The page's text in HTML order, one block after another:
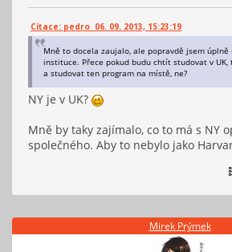
Citace: pedro 06. 09. 2013, 15:23:19
Mně to docela zaujalo, ale popravdě jsem úplně
instituce. Přece pokud budu chtít studovat v
a studovat ten program na místě, ne?
NY je v UK?
Mně by taky zajímalo, co to má s NY
společného. Aby to nebylo jako
Mirek Prýmek